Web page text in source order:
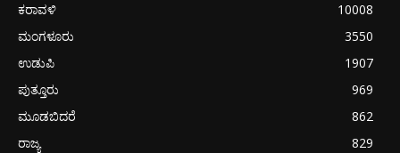
ಕರಾವಳಿ
10008
ಮಂಗಳೂರು
3550
ಉಡುಪಿ
1907
ಪುತ್ತೂರು
969
ಮೂಡಬಿದರೆ
862
ರಾಜ್ಯ
829